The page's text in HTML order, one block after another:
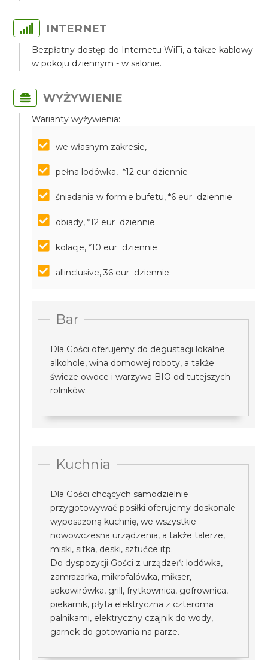
INTERNET
Bezpłatny dostęp do Internetu WiFi, a także kablowy
w pokoju dziennym - w salonie.
WYŻYWIENIE
Warianty wyżywienia:
we własnym zakresie,
pełna lodówka, *12 eur dziennie
śniadania w formie bufetu, *6 eur dziennie
obiady, *12 eur dziennie
kolacje, *10 eur dziennie
allinclusive, 36 eur dziennie
Bar
Dla Gości oferujemy do degustacji lokalne
alkohole, wina domowej roboty, a także
świeże owoce i warzywa BIO od tutejszych
rolników.
Kuchnia
Dla Gości chcących samodzielnie
przygotowywać posiłki oferujemy doskonale
wyposażoną kuchnię, we wszystkie
nowowczesna urządzenia, a także talerze,
miski, sitka, deski, sztućce itp.
Do dyspozycji Gości z urządzeń: lodówka,
zamrażarka, mikrofalówka, mikser,
sokowirówka, grill, frytkownica, gofrownica,
piekarnik, płyta elektryczna z czteroma
palnikami, elektryczny czajnik do wody,
garnek do gotowania na parze.